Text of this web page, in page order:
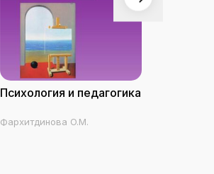
Психология и педагогика
Фархитдинова О.М.